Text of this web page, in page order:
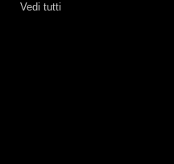
Vedi tutti